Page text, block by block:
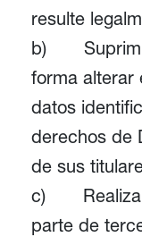
resulte
b) Suprimir,
forma alterar
datos
derechos de
de sus
c) Realizar
parte de